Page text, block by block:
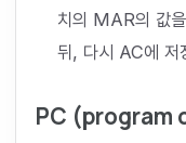
치의 MAR의 값
뒤, 다시 AC에 저
PC (program